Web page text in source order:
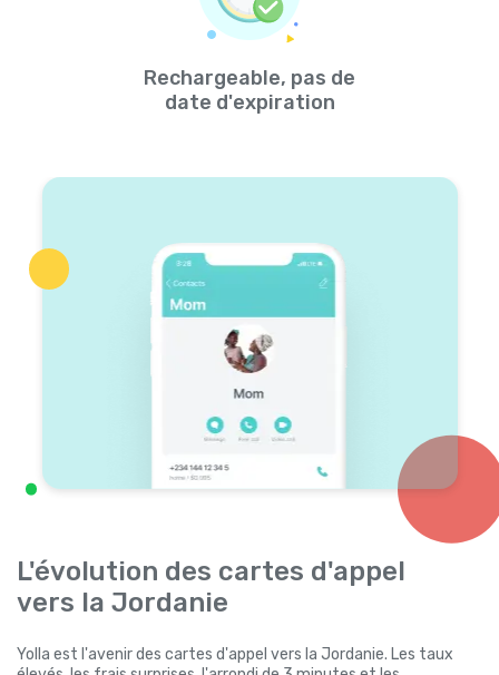
Rechargeable, pas de
date d'expiration
L'évolution des cartes d'appel
vers la Jordanie
Yolla est l'avenir des cartes d'appel vers la Jordanie. Les taux